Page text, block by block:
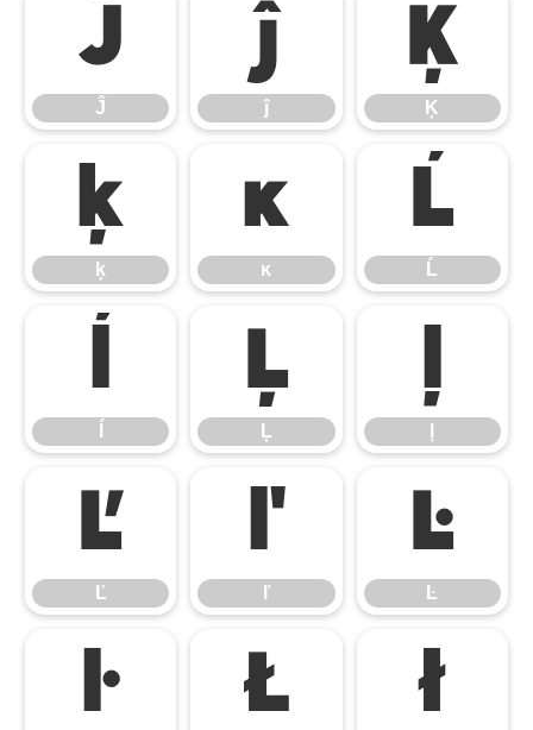
Ĵ
Ĵ
ĵ
ĵ
Ķ
Ķ
ķ
ķ
ĸ
ĸ
Ĺ
Ĺ
ĺ Ļ
Ļ
ļ
Ľ
Ľ
ľ
ľ
Ŀ
Ŀ
ŀ Ł ł